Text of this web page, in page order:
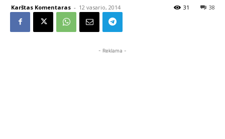
Karštas Komentaras - 12 vasario, 2014 38
31
- Reklama -